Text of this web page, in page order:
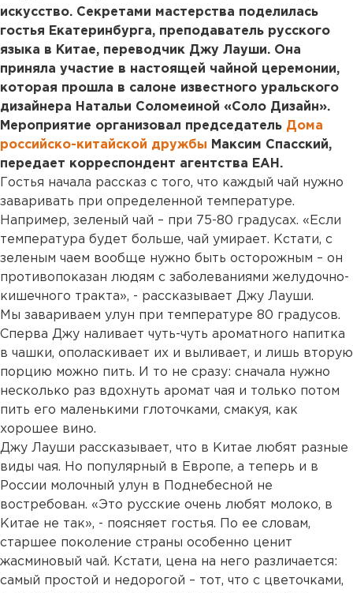
искусство. Секретами мастерства поделилась
гостья Екатеринбурга, преподаватель русского
языка в Китае, переводчик Джу Лауши. Она
приняла участие в настоящей чайной церемонии,
которая прошла в салоне известного уральского
дизайнера Натальи Соломеиной «Соло Дизайн».
Мероприятие организовал председатель Дома
российско-китайской дружбы Максим Спасский,
передает корреспондент агентства ЕАН.
Гостья начала рассказ с того, что каждый чай нужно
заваривать при определенной температуре.
Например, зеленый чай – при 75-80 градусах. «Если
температура будет больше, чай умирает. Кстати, с
зеленым чаем вообще нужно быть осторожным – он
противопоказан людям с заболеваниями желудочно-
кишечного тракта», - рассказывает Джу Лауши.
Мы завариваем улун при температуре 80 градусов.
Сперва Джу наливает чуть-чуть ароматного напитка
в чашки, ополаскивает их и выливает, и лишь вторую
порцию можно пить. И то не сразу: сначала нужно
несколько раз вдохнуть аромат чая и только потом
пить его маленькими глоточками, смакуя, как
хорошее вино.
Джу Лауши рассказывает, что в Китае любят разные
виды чая. Но популярный в Европе, а теперь и в
России молочный улун в Поднебесной не
востребован. «Это русские очень любят молоко, в
Китае не так», - поясняет гостья. По ее словам,
старшее поколение страны особенно ценит
жасминовый чай. Кстати, цена на него различается:
самый простой и недорогой – тот, что с цветочками,